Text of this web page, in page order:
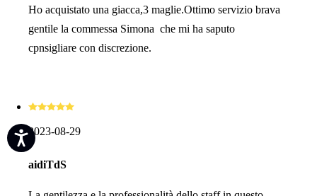
Ho acquistato una giacca,3 maglie.Ottimo servizio brava
gentile la commessa Simona che mi ha saputo
cpnsigliare con discrezione.
2023-08-29
aidiTdS